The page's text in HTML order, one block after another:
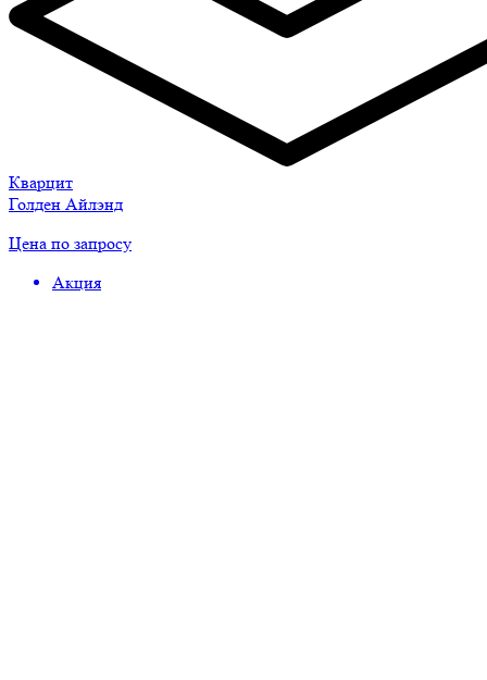
Кварцит
Голден Айлэнд
Цена по запросу
Акция